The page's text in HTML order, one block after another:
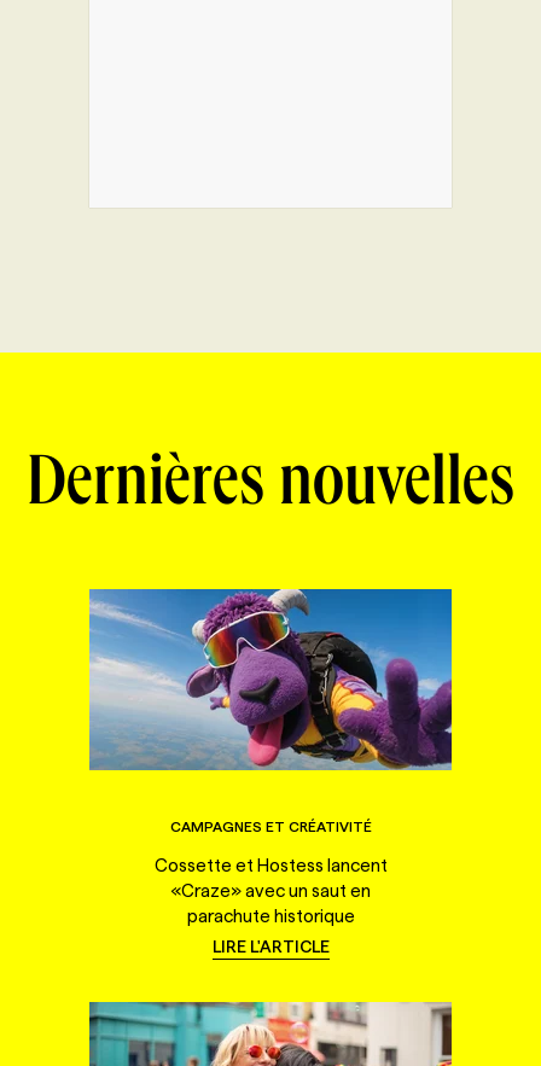
Dernières nouvelles
CAMPAGNES ET CRÉATIVITÉ
Cossette et Hostess lancent
«Craze» avec un saut en
parachute historique
LIRE L'ARTICLE